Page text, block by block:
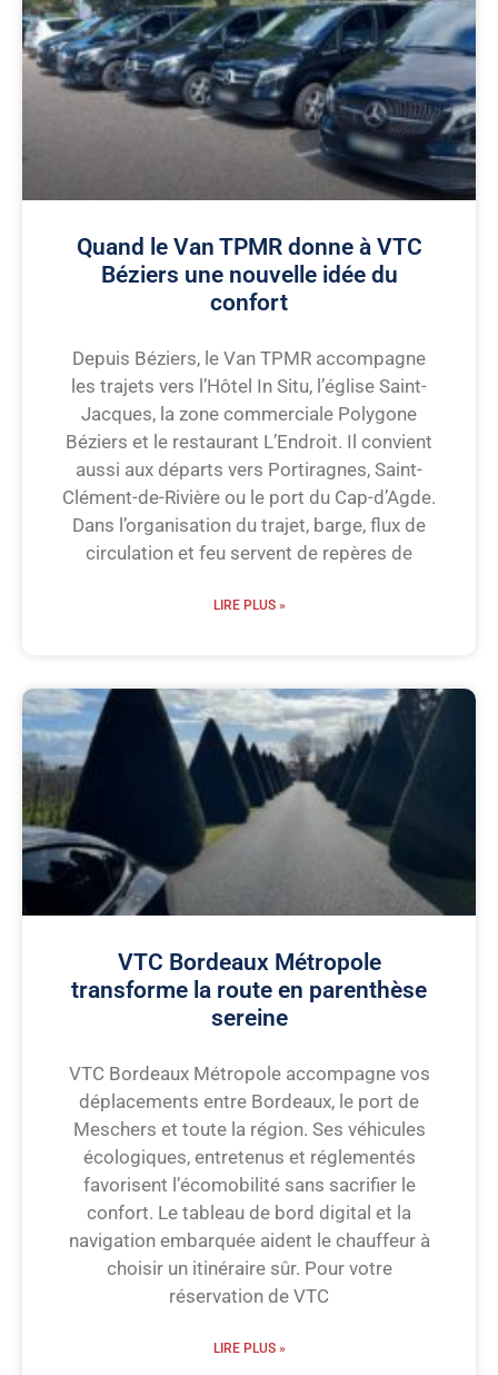
Quand le Van TPMR donne à VTC
Béziers une nouvelle idée du
confort
Depuis Béziers, le Van TPMR accompagne
les trajets vers l’Hôtel In Situ, l’église Saint-
Jacques, la zone commerciale Polygone
Béziers et le restaurant L’Endroit. Il convient
aussi aux départs vers Portiragnes, Saint-
Clément-de-Rivière ou le port du Cap-d’Agde.
Dans l’organisation du trajet, barge, flux de
circulation et feu servent de repères de
LIRE PLUS »
VTC Bordeaux Métropole
transforme la route en parenthèse
sereine
VTC Bordeaux Métropole accompagne vos
déplacements entre Bordeaux, le port de
Meschers et toute la région. Ses véhicules
écologiques, entretenus et réglementés
favorisent l’écomobilité sans sacrifier le
confort. Le tableau de bord digital et la
navigation embarquée aident le chauffeur à
choisir un itinéraire sûr. Pour votre
réservation de VTC
LIRE PLUS »